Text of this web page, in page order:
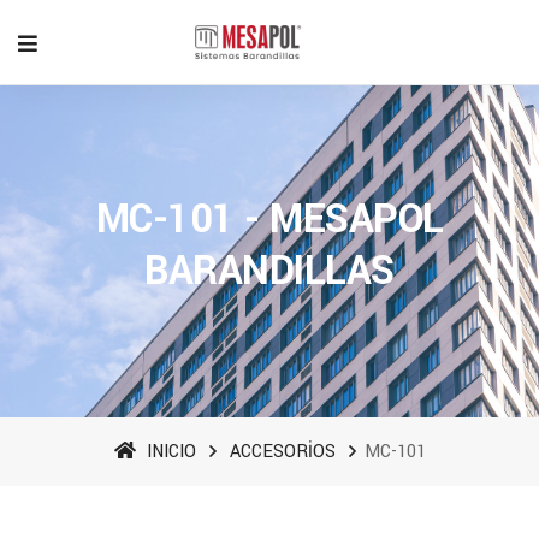
MC-101 - MESAPOL
BARANDILLAS
INICIO ACCESORİOS MC-101